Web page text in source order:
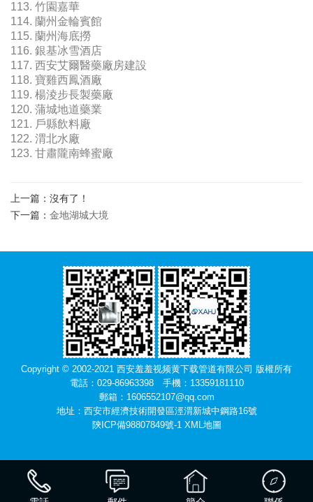
113. 竹園嘉華
114. 蘭州金輪賓館
115. 蘭州海底撈
116. 銀基冰雪酒店
117. 西安艾爾醫藥廠房建設
118. 寶雞西鳳酒廠
119. 楊淩步長製藥廠
120. 蒲城地道藥業
121. 戶縣飲料廠
122. 渭北水廠
123. 甘肅隴南蜂蜜廠
上一篇：沒有了！
下一篇： 金地湖城大境
Copyright © 2002-2021 西安羞羞视频黄下载管道有限公司 版權所有
電話：029-86963398 手機：13359181110
郵箱：1606552107@qq.com
地址：西安市經濟技術開發區涇渭新城中鋼路16號
陝ICP備98807849號-1 XML地圖